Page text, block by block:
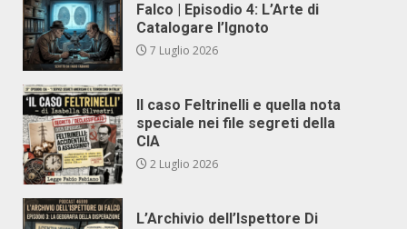
Falco | Episodio 4: L’Arte di
Catalogare l’Ignoto
7 Luglio 2026
Il caso Feltrinelli e quella nota
speciale nei file segreti della
CIA
2 Luglio 2026
L’Archivio dell’Ispettore Di